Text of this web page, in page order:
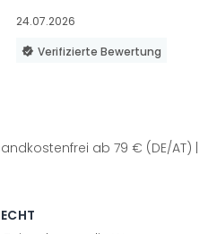
24.07.2026
Verifizierte Bewertung
ab 79 € (DE/AT) |